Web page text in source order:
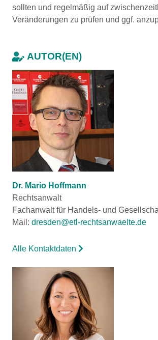
sollten und regelmäßig auf
Veränderungen zu prüfen und ggf.
AUTOR(EN)
Dr. Mario Hoffmann
Rechtsanwalt
Fachanwalt für Handels- und
Mail: dresden@etl-rechtsanwaelte.de
Alle Kontaktdaten